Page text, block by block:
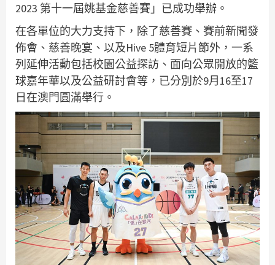
2023 第十一屆姚基金慈善賽」已成功舉辦。
在各單位的大力支持下，除了慈善賽、賽前新聞發
佈會、慈善晚宴、以及Hive 5體育短片節外，一系
列延伸活動包括校園公益探訪、面向公眾開放的籃
球嘉年華以及公益研討會等，已分別於9月16至17
日在澳門圓滿舉行。